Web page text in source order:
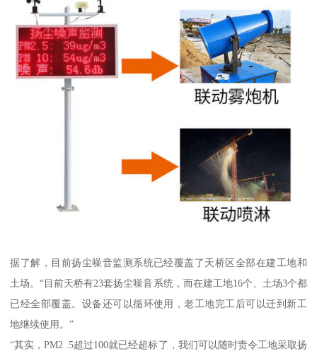
据了解，目前扬尘噪音监测系统已经覆盖了天桥区全部在建工地和
土场。“目前天桥有23套扬尘噪音系统，而在建工地16个、土场3个都
已经全部覆盖。设备还可以循环使用，老工地完工后可以迁到新工
地继续使用。”
“其实，PM2 .5超过100就已经超标了，我们可以随时责令工地采取扬